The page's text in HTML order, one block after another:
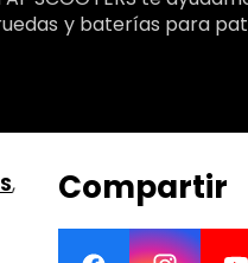
y baterías para
, Compartir